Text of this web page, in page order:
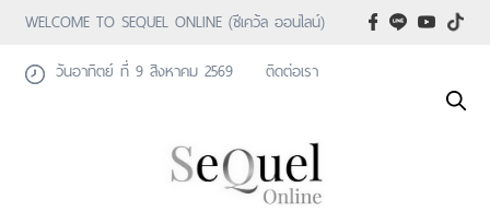
WELCOME TO SEQUEL ONLINE (ซีเคว้ล ออนไลน์)
วันอาทิตย์ ที่ 9 สิงหาคม 2569
ติดต่อเรา